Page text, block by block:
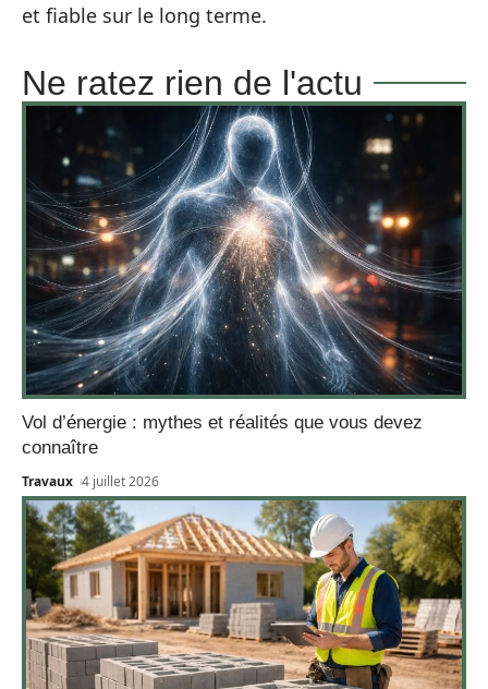
et fiable sur le long terme.
Ne ratez rien de l'actu
Vol d’énergie : mythes et réalités que vous devez
connaître
Travaux 4 juillet 2026